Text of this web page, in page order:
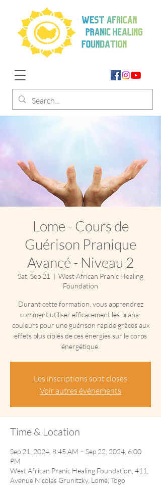
Lome - Cours de
Guérison Pranique
Avancé - Niveau 2
Sat, Sep 21
  |
West African Pranic Healing
Foundation
Durant cette formation, vous apprendrez
comment utiliser efficacement les prana-
couleurs pour une guérison rapide grâces aux
effets plus ciblés de ces énergies sur le corps
énergétique.
Les inscriptions sont closes
Voir autres événements
Time & Location
Sep 21, 2024, 8:45 AM – Sep 22, 2024, 6:00
PM
West African Pranic Healing Foundation, 411,
Avenue Nicolas Grunitzky, Lomé, Togo